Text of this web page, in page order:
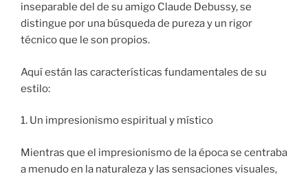
inseparable del de su amigo Claude Debussy, se
distingue por una búsqueda de pureza y un rigor
técnico que le son propios.
Aquí están las características fundamentales de su
estilo:
1. Un impresionismo espiritual y místico
Mientras que el impresionismo de la época se centraba
a menudo en la naturaleza y las sensaciones visuales,